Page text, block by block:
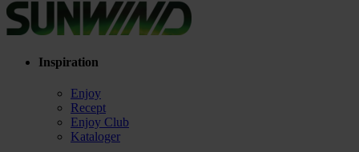
Inspiration
Enjoy
Recept
Enjoy Club
Kataloger